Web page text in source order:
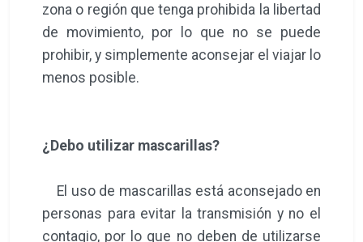
zona o región que tenga prohibida la libertad
de movimiento, por lo que no se puede
prohibir, y simplemente aconsejar el viajar lo
menos posible.
¿Debo utilizar mascarillas?
El uso de mascarillas está aconsejado en
personas para evitar la transmisión y no el
contagio, por lo que no deben de utilizarse